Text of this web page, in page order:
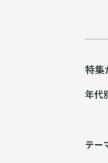
特集
年代
テー